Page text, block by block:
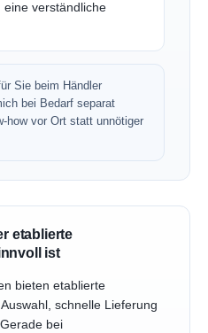
verständliche
Sie beim Händler
bei Bedarf separat
how vor Ort statt unnötiger
etablierte
ist
bieten etablierte
schnelle Lieferung
bei